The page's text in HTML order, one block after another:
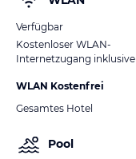
Verfügbar
Kostenloser WLAN-
Internetzugang inklusive
WLAN Kostenfrei
Gesamtes Hotel
Pool